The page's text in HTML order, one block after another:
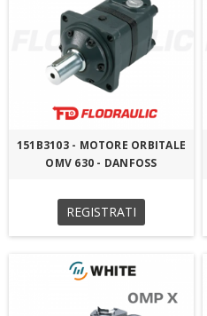
151B3103 - MOTORE ORBITALE
OMV 630 - DANFOSS
REGISTRATI